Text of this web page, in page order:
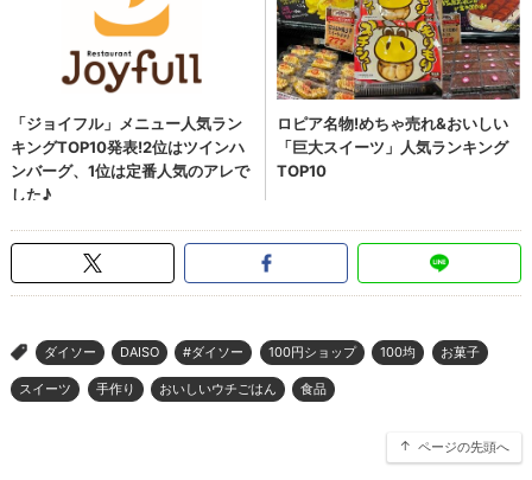
> ダイソー DAISO #ダイソー 100円ショップ 100均 お菓子
スイーツ 手作り おいしいウチごはん 食品
ページの先頭へ